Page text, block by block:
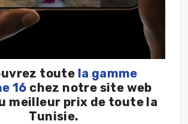
toute la gamme
16 chez notre site web
meilleur prix de toute la
Tunisie.